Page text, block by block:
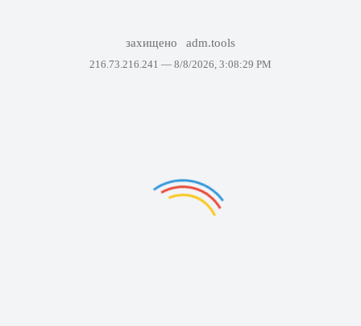
захищено adm.tools
216.73.216.241 — 8/8/2026, 3:08:29 PM